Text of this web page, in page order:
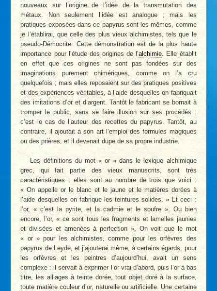
nouveaux sur l’origine de l’idée de la transmutation des
métaux. Non seulement l’idée est analogue ; mais les
pratiques exposées dans ce papyrus sont les mêmes, comme
je l’établirai, que celle des plus vieux alchimistes, tels que le
pseudo-Démocrite. Cette démonstration est de la plus haute
importance pour l’étude des origines de l’alchimie. Elle établit
en effet que ces origines ne sont pas fondées sur des
imaginations purement chimériques, comme on l’a cru
quelquefois ; mais elles reposaient sur des pratiques positives
et des expériences véritables, à l’aide desquelles on fabriquait
des imitations d’or et d’argent. Tantôt le fabricant se bornait à
tromper le public, sans se faire illusion sur ses procédés :
c’est le cas de l’auteur des recettes du papyrus. Tantôt, au
contraire, il ajoutait à son art l’emploi des formules magiques
ou des prières, et il devenait dupe de sa propre industrie.
Les définitions du mot « or » dans le lexique alchimique
grec, qui fait partie des vieux manuscrits, sont très
caractéristiques : elles sont au nombre de trois que voici :
« On appelle or le blanc et le jaune et le matières dorées à
l’aide desquelles on fabrique les teintures solides. » Et ceci :
l’or, « c’est la pyrite, et la cadmie et le soufre ». Ou bien
encore, l’or, « ce sont tous les fragments et lamelles jaunies
et divisées et amenées à perfection », On voit que le mot
« or » pour les alchimistes, comme pour les orfèvres des
papyrus de Leyde, et j’ajouterai même, à certains égards, pour
les orfèvres et les peintres d’aujourd’hui, avait un sens
complexe : il servait à exprimer l’or vrai d’abord, puis l’or à bas
titre, les alliages à teinte dorée, tout objet doré à la surface,
toute matière couleur d’or, naturelle ou artificielle. Une certaine